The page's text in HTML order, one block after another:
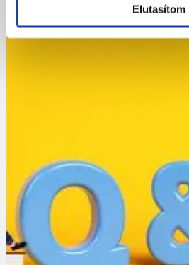
Elutasítom
Új lehetőségek a domain piacon!